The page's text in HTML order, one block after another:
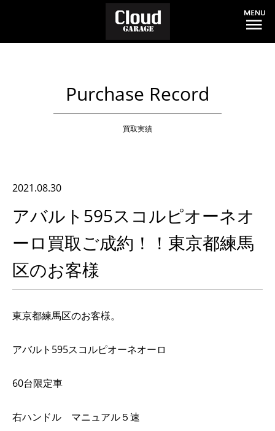
Purchase Record
買取実績
2021.08.30
アバルト595スコルピオーネオ
ーロ買取ご成約！！東京都練馬
区のお客様
東京都練馬区のお客様。
アバルト595スコルピオーネオーロ
60台限定車
右ハンドル マニュアル５速